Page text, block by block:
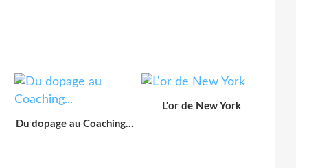
Du dopage au Coaching...
L'or de New York